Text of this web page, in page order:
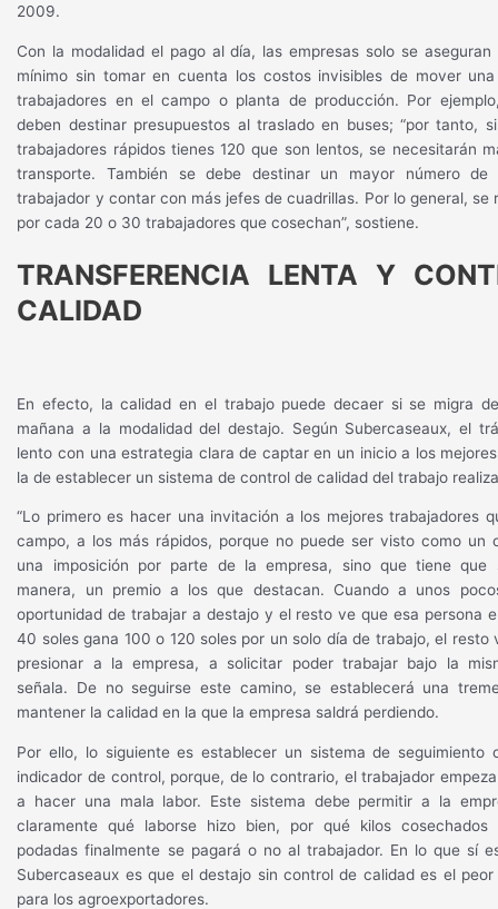
2009.
Con la modalidad el pago al día, las empresas solo se aseguran
mínimo sin tomar en cuenta los costos invisibles de mover
trabajadores en el campo o planta de producción. Por
deben destinar presupuestos al traslado en buses; “por tanto,
trabajadores rápidos tienes 120 que son lentos, se necesitarán
transporte. También se debe destinar un mayor número de
trabajador y contar con más jefes de cuadrillas. Por lo general, se
por cada 20 o 30 trabajadores que cosechan”, sostiene.
TRANSFERENCIA LENTA Y
CALIDAD
En efecto, la calidad en el trabajo puede decaer si se migra
mañana a la modalidad del destajo. Según Subercaseaux, el
lento con una estrategia clara de captar en un inicio a los
la de establecer un sistema de control de calidad del trabajo
“Lo primero es hacer una invitación a los mejores trabajadores
campo, a los más rápidos, porque no puede ser visto como un
una imposición por parte de la empresa, sino que tiene que
manera, un premio a los que destacan. Cuando a unos
oportunidad de trabajar a destajo y el resto ve que esa persona
40 soles gana 100 o 120 soles por un solo día de trabajo, el resto
presionar a la empresa, a solicitar poder trabajar bajo la
señala. De no seguirse este camino, se establecerá una
mantener la calidad en la que la empresa saldrá perdiendo.
Por ello, lo siguiente es establecer un sistema de seguimiento
indicador de control, porque, de lo contrario, el trabajador
a hacer una mala labor. Este sistema debe permitir a la
claramente qué laborse hizo bien, por qué kilos
podadas finalmente se pagará o no al trabajador. En lo que sí
Subercaseaux es que el destajo sin control de calidad es el
para los agroexportadores.